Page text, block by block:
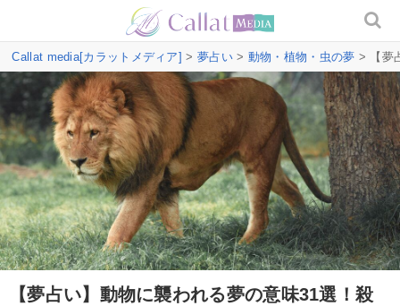
Callat media[カラットメディア] > 夢占い> 動物・植物・虫の夢 > 【夢
【夢占い】動物に襲われる夢の意味31選！殺